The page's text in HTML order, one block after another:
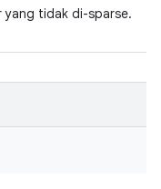
yang tidak di-sparse.